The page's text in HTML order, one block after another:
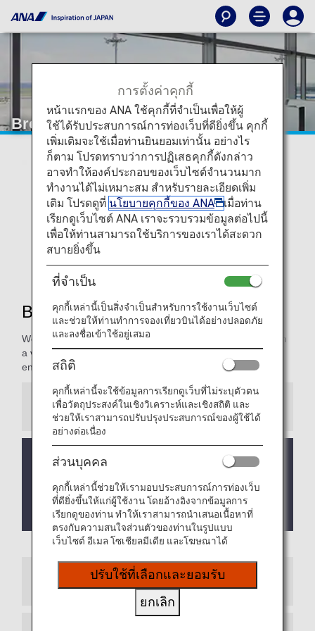
Bronze Service Member
Bronze Service Member Benefits
We’re pleased to present our Bronze Service Members with
a variety of services to make your flights even more
enjoyable.
Information
The Upgrade Points service for Premium Members
and Super Flyers primary members will end as of
FY2026. For details, please see the information
regarding theTermination of the Upgrade Points
service.
Experience ANA Hospitality
การตั้งค่าคุกกี้
หน้าแรกของ ANA ใช้คุกกี้ที่จำเป็นเพื่อให้ผู้
ใช้ได้รับประสบการณ์การท่องเว็บที่ดียิ่งขึ้น คุกกี้
เพิ่มเติมจะใช้เมื่อท่านยินยอมเท่านั้น อย่างไร
ก็ตาม โปรดทราบว่าการปฏิเสธคุกกี้ดังกล่าว
อาจทำให้องค์ประกอบของเว็บไซต์จำนวนมาก
ทำงานได้ไม่เหมาะสม สำหรับรายละเอียดเพิ่ม
เติม โปรดดูที่ นโยบายคุกกี้ของ ANA
เมื่อท่าน
เรียกดูเว็บไซต์ ANA เราจะรวบรวมข้อมูลต่อไปนี้
เพื่อให้ท่านสามารถใช้บริการของเราได้สะดวก
สบายยิ่งขึ้น
ที่จำเป็น
คุกกี้เหล่านี้เป็นสิ่งจำเป็นสำหรับการใช้งานเว็บไซต์
และช่วยให้ท่านทำการจองเที่ยวบินได้อย่างปลอดภัย
และลงชื่อเข้าใช้อยู่เสมอ
สถิติ
คุกกี้เหล่านี้จะใช้ข้อมูลการเรียกดูเว็บที่ไม่ระบุตัวตน
เพื่อวัตถุประสงค์ในเชิงวิเคราะห์และเชิงสถิติ และ
ช่วยให้เราสามารถปรับปรุงประสบการณ์ของผู้ใช้ได้
อย่างต่อเนื่อง
ส่วนบุคคล
คุกกี้เหล่านี้ช่วยให้เรามอบประสบการณ์การท่องเว็บ
ที่ดียิ่งขึ้นให้แก่ผู้ใช้งาน โดยอ้างอิงจากข้อมูลการ
เรียกดูของท่าน ทำให้เราสามารถนำเสนอเนื้อหาที่
ตรงกับความสนใจส่วนตัวของท่านในรูปแบบ
เว็บไซต์ อีเมล โซเชียลมีเดีย และโฆษณาได้
ปรับใช้ที่เลือกและยอมรับ
ยกเลิก